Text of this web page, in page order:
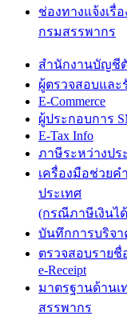
ช่องทางแจ้งเรื่
กรมสรรพากร
สำนักงานบัญชี
ผู้ตรวจสอบแล
E-Commerce
ผู้ประกอบการ
E-Tax Info
ภาษีระหว่างปร
เครื่องมือช่วยค
ประเทศ
(กรณีภาษีเงินไ
บันทึกการบริจา
ตรวจสอบรายชื่
e-Receipt
มาตรฐานด้านเ
สรรพากร